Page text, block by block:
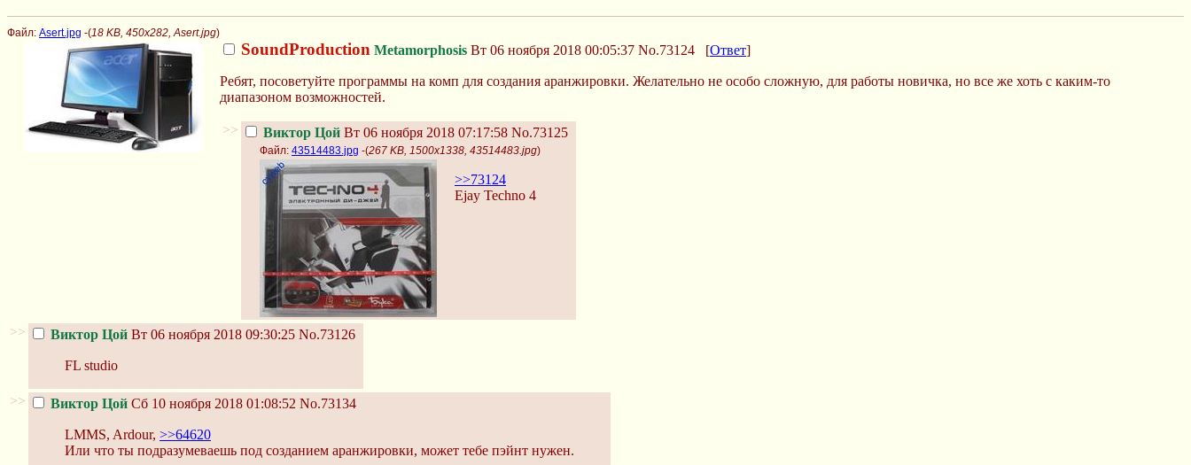
Файл: Asert.jpg -(18 KB, 450x282, Asert.jpg)
SoundProduction Metamorphosis Вт 06 ноября 2018 00:05:37 No.73124 [Ответ]
Ребят, посоветуйте программы на комп для создания аранжировки. Желательно не особо сложную, для работы новичка, но все же хоть с каким-то
диапазоном возможностей.
>> Виктор Цой Вт 06 ноября 2018 07:17:58 No.73125
Файл: 43514483.jpg -(267 KB, 1500x1338, 43514483.jpg)
>>73124
Ejay Techno 4
>> Виктор Цой Вт 06 ноября 2018 09:30:25 No.73126
FL studio
>> Виктор Цой Сб 10 ноября 2018 01:08:52 No.73134
LMMS, Ardour, >>64620
Или что ты подразумеваешь под созданием аранжировки, может тебе пэйнт нужен.